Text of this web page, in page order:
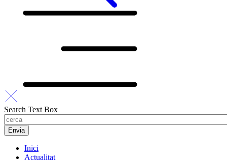
Search Text Box
Inici
Actualitat